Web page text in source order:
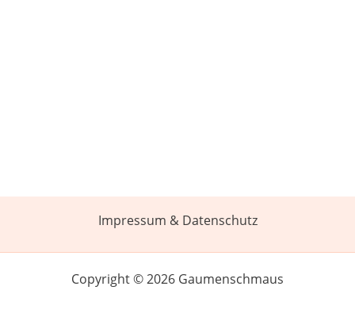
Impressum & Datenschutz
Copyright © 2026 Gaumenschmaus